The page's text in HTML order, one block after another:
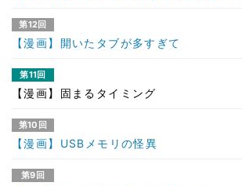
第12回
【漫画】開いたタブが多すぎて
第11回
【漫画】固まるタイミング
第10回
【漫画】USBメモリの怪異
第9回